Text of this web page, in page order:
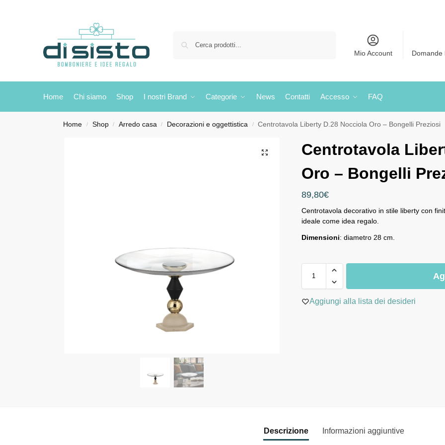
Mio Account Domande
Home Chi siamo Shop I nostri Brand Categorie News Contatti Accesso FAQ
Home / Shop / Arredo casa / Decorazioni e oggettistica / Centrotavola Liberty D.28 Nocciola Oro – Bongelli Preziosi
Centrotavola
Oro – Bongelli
89,80€
Centrotavola decorativo in stile liberty con
ideale come idea regalo.
Dimensioni: diametro 28 cm.
Aggiungi alla lista dei desideri
Descrizione Informazioni aggiuntive